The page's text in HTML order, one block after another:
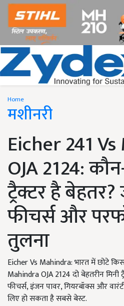
Home
मशीनरी
Eicher 241
OJA 2124:
ट्रैक्टर है
फीचर्स और
तुलना
Eicher Vs Mahindra: भारत में छोटे
Mahindra OJA 2124 दो बेहतरीन मिनी
फीचर्स, इंजन पावर, गियरबॉक्स और
लिए हो सकता है सबसे बेस्ट.